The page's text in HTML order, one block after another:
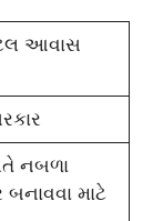
આવાસ
નબળા
બનાવવા માટે